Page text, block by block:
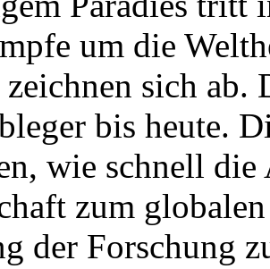
um die
sich
bis heute.
wie schnell die
zum
der Forschung